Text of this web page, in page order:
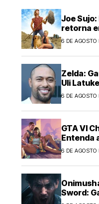
Joe
retorna
animada
6 DE
Zelda:
Uli
Multi-
6 DE
GTA VI
Entenda
Global
6 DE
Sword: